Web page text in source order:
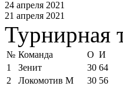
24 апреля 2021
21 апреля 2021
Турнирная
№ Команда О И
1
Зенит 30 64
2
Локомотив М 30 56